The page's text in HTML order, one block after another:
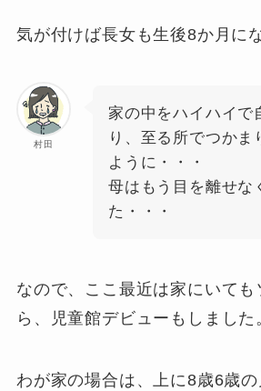
気が付けば長女も生後8か月に
村田
家の中をハイハイで
り、至る所でつかま
ように・・・
母はもう目を離せな
た・・・
なので、ここ最近は家にいて
ら、児童館デビューもしました
わが家の場合は、上に8歳6歳